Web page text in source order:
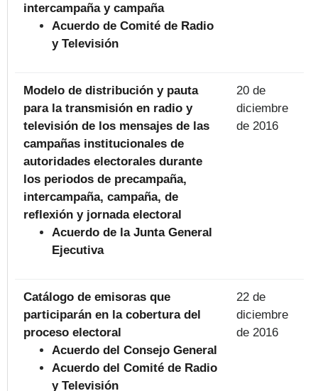
intercampaña y campaña
Acuerdo de Comité de Radio
y Televisión
Modelo de distribución y pauta
para la transmisión en radio y
televisión de los mensajes de las
campañas institucionales de
autoridades electorales durante
los periodos de precampaña,
intercampaña, campaña, de
reflexión y jornada electoral
Acuerdo de la Junta General
Ejecutiva
20 de
diciembre
de 2016
Catálogo de emisoras que
participarán en la cobertura del
proceso electoral
Acuerdo del Consejo General
Acuerdo del Comité de Radio
y Televisión
22 de
diciembre
de 2016